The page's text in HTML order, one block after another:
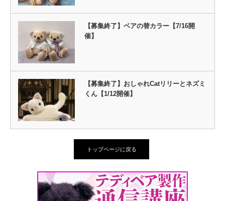
【募集終了】ベアの替カラー【7/16開
催】
【募集終了】おしゃれCatリリーとネズミ
くん【1/12開催】
トップページに戻る